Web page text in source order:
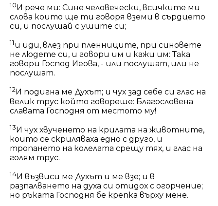
10И рече ми: Сине человечески, всичките ми
слова които ще ти говоря вземи в сърдцето
си, и послушай с ушите си;
11и иди, влез при пленниците, при синовете
не людете си, и говори им и кажи им: Така
говори Господ Иеова, - или послушат, или не
послушат.
12И подигна ме Духът; и чух зад себе си глас на
велик трус който говореше: Благословена
славата Господня от местото му!
13И чух хвученето на крилата на животните,
които се скриляваха едно с друго, и
тропането на колелата срещу тях, и глас на
голям трус.
14И възвиси ме Духът и ме взе; и в
разпалването на духа си отидох с огорчение;
но ръката Господня бе крепка върху мене.